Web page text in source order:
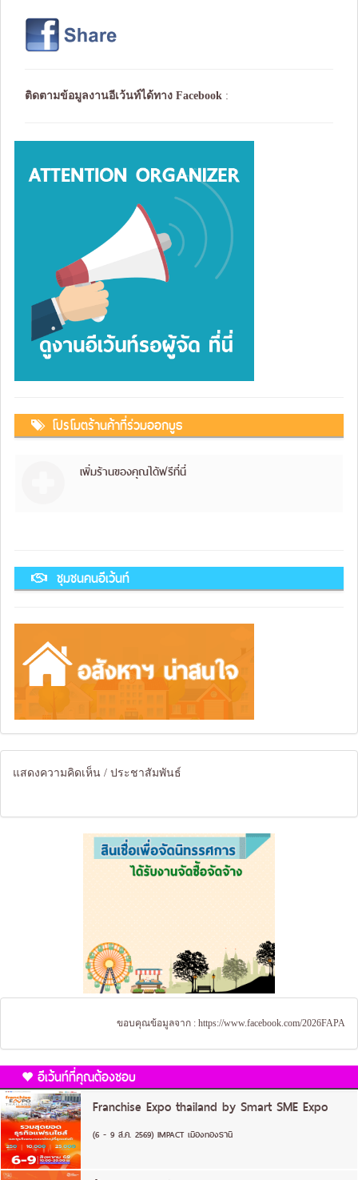
ติดตามข้อมูลงานอีเว้นท์ได้ทาง Facebook :
โปรโมตร้านค้าที่ร่วมออกบูธ
เพิ่มร้านของคุณได้ฟรีที่นี่
ชุมชนคนอีเว้นท์
แสดงความคิดเห็น / ประชาสัมพันธ์
ขอบคุณข้อมูลจาก : https://www.facebook.com/2026FAPA
อีเว้นท์ที่คุณต้องชอบ
Franchise Expo thailand by Smart SME Expo
(6 - 9 ส.ค. 2569) IMPACT เมืองทองธานี